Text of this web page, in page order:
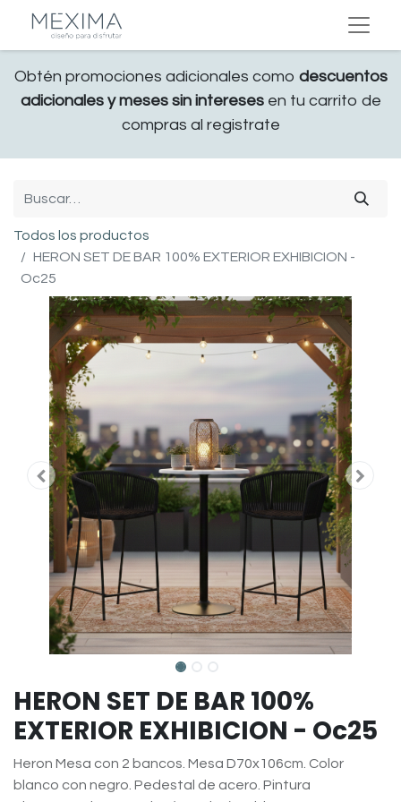
Obtén promociones adicionales como descuentos
adicionales y meses sin interesesen tu carrito de
compras al registrate
Todos los productos
HERON SET DE BAR 100% EXTERIOR EXHIBICION -
Oc25
HERON SET DE BAR 100%
EXTERIOR EXHIBICION - Oc25
Heron Mesa con 2 bancos. Mesa D70x106cm. Color
blanco con negro. Pedestal de acero. Pintura